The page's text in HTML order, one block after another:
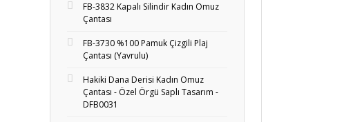
FB-3832 Kapalı Silindir Kadın Omuz
Çantası
FB-3730 %100 Pamuk Çizgili Plaj
Çantası (Yavrulu)
Hakiki Dana Derisi Kadın Omuz
Çantası - Özel Örgü Saplı Tasarım -
DFB0031